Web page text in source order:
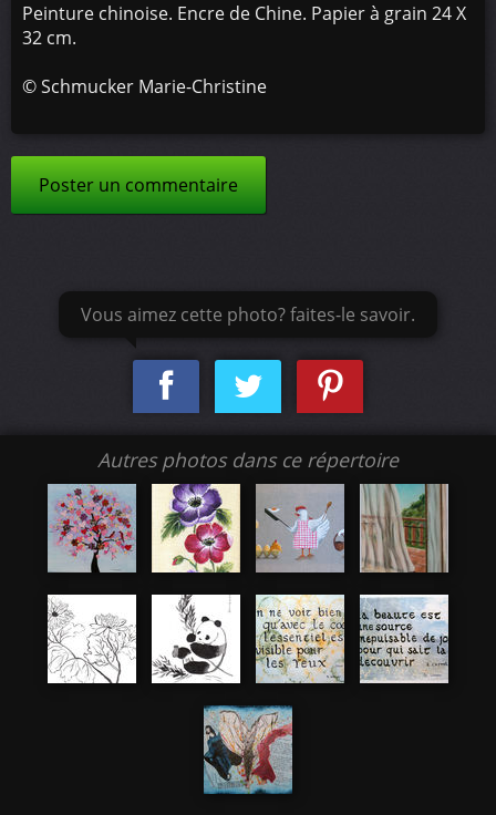
Peinture chinoise. Encre de Chine. Papier à grain 24 X
32 cm.
©Schmucker Marie-Christine
Poster un commentaire
Vous aimez cette photo? faites-le savoir.
Autres photos dans ce répertoire